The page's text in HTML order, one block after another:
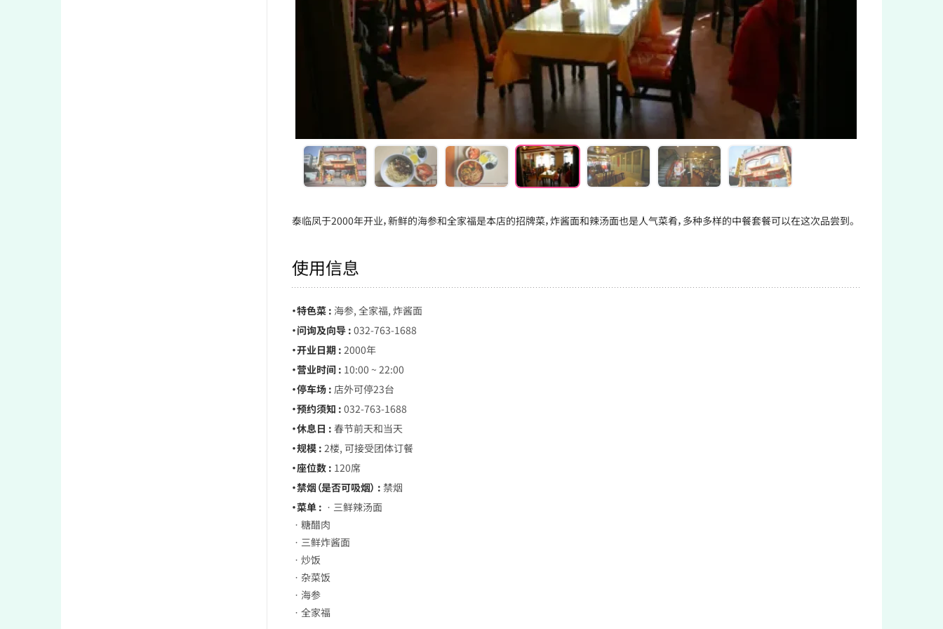
泰临凤于2000年开业，新鲜的海参和全家福是本店的招牌菜，炸酱面和辣汤面也是人气菜肴，多种多样的中餐套餐可以在这次品尝到。
使用信息
・特色菜 : 海参, 全家福, 炸酱面
・问询及向导 : 032-763-1688
・开业日期 : 2000年
・营业时间 : 10:00 ~ 22:00
・停车场 : 店外可停23台
・预约须知 : 032-763-1688
・休息日 : 春节前天和当天
・规模 : 2楼, 可接受团体订餐
・座位数 : 120席
・禁烟（是否可吸烟） : 禁烟
・菜单 : ㆍ三鲜辣汤面
ㆍ糖醋肉
ㆍ三鲜炸酱面
ㆍ炒饭
ㆍ杂菜饭
ㆍ海参
ㆍ全家福